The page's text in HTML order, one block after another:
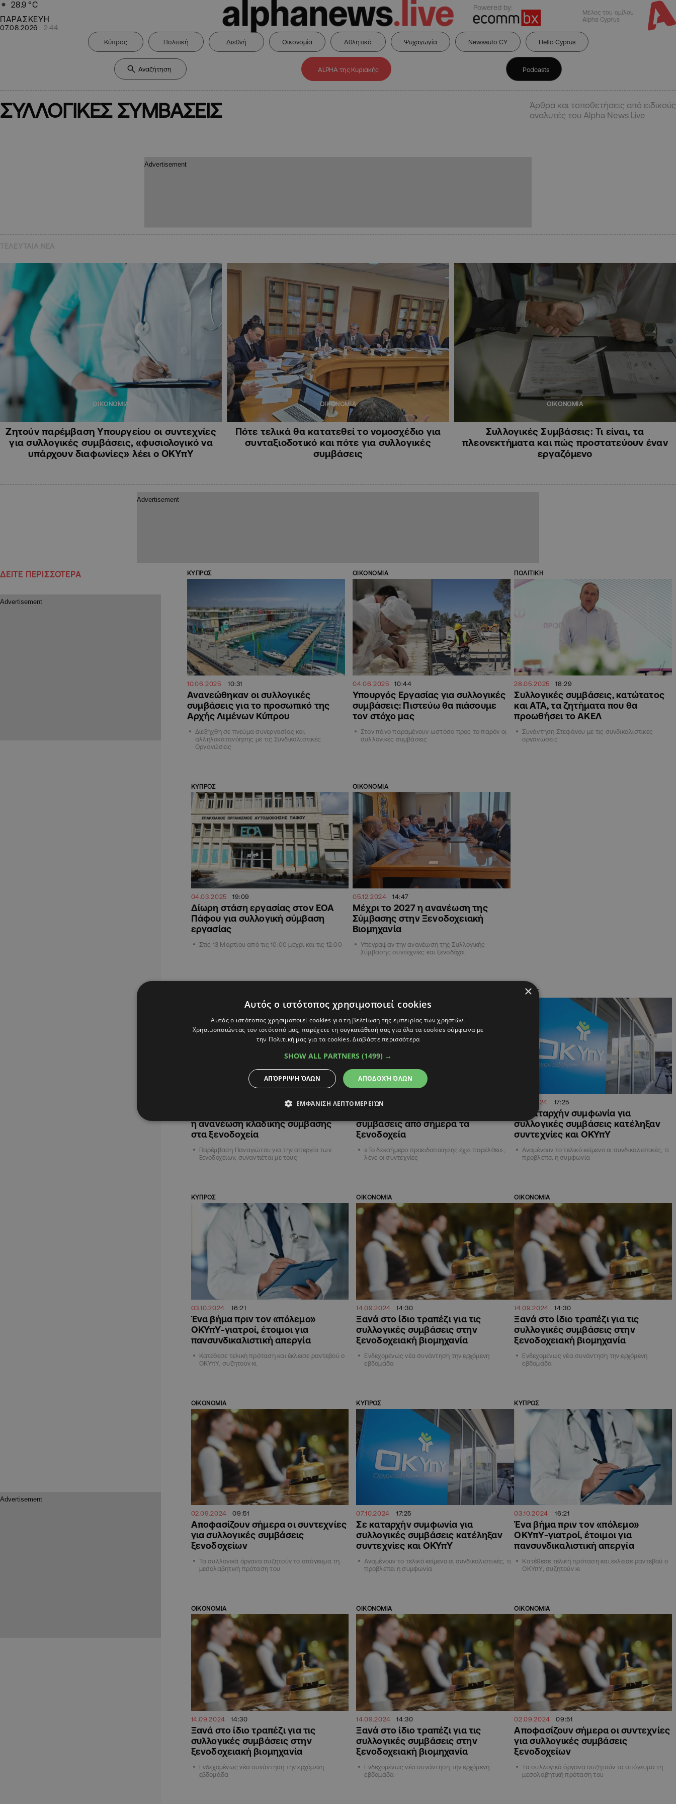
28.9 °C
ΠΑΡΑΣΚΕΥΗ
07.08.2026 2:44
Powered by:
Μέλος του ομίλου
Alpha Cyprus
Κύπρος Πολιτική Διεθνή Οικονομία Αθλητικά Ψυχαγωγία Newsauto CY Hello Cyprus
ALPHA της Κυριακής Podcasts
ΣΥΛΛΟΓΙΚΕΣ ΣΥΜΒΑΣΕΙΣ
Άρθρα και τοποθετήσεις από ειδικούς
αναλυτές του Alpha News Live
ΟΙΚΟΝΟΜΙΑ
Ζητούν παρέμβαση Υπουργείου οι συντεχνίες
για συλλογικές συμβάσεις, «φυσιολογικό να
υπάρχουν διαφωνίες» λέει ο ΟΚΥπΥ
ΟΙΚΟΝΟΜΙΑ
Πότε τελικά θα κατατεθεί το νομοσχέδιο για
συνταξιοδοτικό και πότε για συλλογικές
συμβάσεις
ΟΙΚΟΝΟΜΙΑ
Συλλογικές Συμβάσεις: Τι είναι, τα
πλεονεκτήματα και πώς προστατεύουν έναν
εργαζόμενο
ΔΕΙΤΕ ΠΕΡΙΣΣΟΤΕΡΑ ΚΥΠΡΟΣ
10.06.2025 10:31
Ανανεώθηκαν οι συλλογικές
συμβάσεις για το προσωπικό της
Αρχής Λιμένων Κύπρου
Διεξήχθη σε πνεύμα συνεργασίας και
αλληλοκατανόησης με τις Συνδικαλιστικές
Οργανώσεις
ΟΙΚΟΝΟΜΙΑ
04.06.2025 10:44
Υπουργός Εργασίας για συλλογικές
συμβάσεις: Πιστεύω θα πιάσουμε
τον στόχο μας
Στον πάγο παραμένουν ωστόσο προς το παρόν οι
συλλογικές συμβάσεις
ΠΟΛΙΤΙΚΗ
28.05.2025 18:29
Συλλογικές συμβάσεις, κατώτατος
και ΑΤΑ, τα ζητήματα που θα
προωθήσει το ΑΚΕΛ
Συνάντηση Στεφάνου με τις συνδικαλιστικές
οργανώσεις
ΚΥΠΡΟΣ
04.03.2025 19:09
Δίωρη στάση εργασίας στον ΕΟΑ
Πάφου για συλλογική σύμβαση
εργασίας
Στις 13 Μαρτίου από τις 10:00 μέχρι και τις 12:00
ΟΙΚΟΝΟΜΙΑ
05.12.2024 14:47
Μέχρι το 2027 η ανανέωση της
Σύμβασης στην Ξενοδοχειακή
Βιομηχανία
Υπέγραψαν την ανανέωση της Συλλογικής
Σύμβασης συντεχνίες και ξενοδόχοι
η ανανέωση κλαδικής σύμβασης
στα ξενοδοχεία
Παρέμβαση Παναγιώτου για την απεργία των
ξενοδοχείων, συναντιέται με τους
25.10.2024
συμβάσεις από σήμερα τα
ξενοδοχεία
«Το δεκαήμερο προειδοποίησης έχει παρέλθει»,
λένε οι συντεχνίες
ΚΥΠΡΟΣ
07.10.2024 17:25
Σε καταρχήν συμφωνία για
συλλογικές συμβάσεις κατέληξαν
συντεχνίες και ΟΚΥπΥ
Αναμένουν το τελικό κείμενο οι συνδικαλιστικές, τι
προβλέπει η συμφωνία
ΚΥΠΡΟΣ
03.10.2024 16:21
Ένα βήμα πριν τον «πόλεμο»
ΟΚΥπΥ-γιατροί, έτοιμοι για
πανσυνδικαλιστική απεργία
Κατέθεσε τελική πρόταση και έκλεισε ραντεβού ο
ΟΚΥπΥ, συζητούν κι
ΟΙΚΟΝΟΜΙΑ
14.09.2024 14:30
Ξανά στο ίδιο τραπέζι για τις
συλλογικές συμβάσεις στην
ξενοδοχειακή βιομηχανία
Ενδεχομένως νέα συνάντηση την ερχόμενη
εβδομάδα
ΟΙΚΟΝΟΜΙΑ
14.09.2024 14:30
Ξανά στο ίδιο τραπέζι για τις
συλλογικές συμβάσεις στην
ξενοδοχειακή βιομηχανία
Ενδεχομένως νέα συνάντηση την ερχόμενη
εβδομάδα
ΟΙΚΟΝΟΜΙΑ
02.09.2024 09:51
Αποφασίζουν σήμερα οι συντεχνίες
για συλλογικές συμβάσεις
ξενοδοχείων
Τα συλλογικά όργανα συζητούν το απόγευμα τη
μεσολαβητική πρόταση του
ΚΥΠΡΟΣ
07.10.2024 17:25
Σε καταρχήν συμφωνία για
συλλογικές συμβάσεις κατέληξαν
συντεχνίες και ΟΚΥπΥ
Αναμένουν το τελικό κείμενο οι συνδικαλιστικές, τι
προβλέπει η συμφωνία
ΚΥΠΡΟΣ
03.10.2024 16:21
Ένα βήμα πριν τον «πόλεμο»
ΟΚΥπΥ-γιατροί, έτοιμοι για
πανσυνδικαλιστική απεργία
Κατέθεσε τελική πρόταση και έκλεισε ραντεβού ο
ΟΚΥπΥ, συζητούν κι
ΟΙΚΟΝΟΜΙΑ
14.09.2024 14:30
Ξανά στο ίδιο τραπέζι για τις
συλλογικές συμβάσεις στην
ξενοδοχειακή βιομηχανία
Ενδεχομένως νέα συνάντηση την ερχόμενη
εβδομάδα
ΟΙΚΟΝΟΜΙΑ
14.09.2024 14:30
Ξανά στο ίδιο τραπέζι για τις
συλλογικές συμβάσεις στην
ξενοδοχειακή βιομηχανία
Ενδεχομένως νέα συνάντηση την ερχόμενη
εβδομάδα
ΟΙΚΟΝΟΜΙΑ
02.09.2024 09:51
Αποφασίζουν σήμερα οι συντεχνίες
για συλλογικές συμβάσεις
ξενοδοχείων
Τα συλλογικά όργανα συζητούν το απόγευμα τη
μεσολαβητική πρόταση του
×
Αυτός ο ιστότοπος χρησιμοποιεί cookies
Αυτός ο ιστότοπος χρησιμοποιεί cookies για τη βελτίωση της εμπειρίας των χρηστών.
Χρησιμοποιώντας τον ιστότοπό μας, παρέχετε τη συγκατάθεσή σας για όλα τα cookies σύμφωνα με
την Πολιτική μας για τα cookies.Διαβάστε περισσότερα
SHOW ALL PARTNERS (1499) →
ΑΠΟΔΟΧΉ ΌΛΩΝ
ΑΠΌΡΡΙΨΗ ΌΛΩΝ
ΕΜΦΆΝΙΣΗ ΛΕΠΤΟΜΕΡΕΙΏΝ